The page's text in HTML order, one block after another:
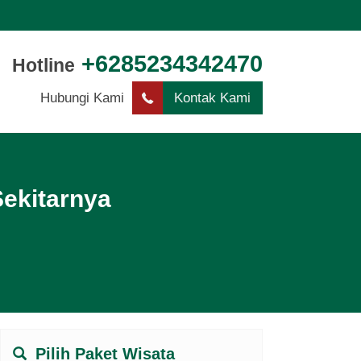
Hotline +6285234342470
Hubungi Kami Kontak Kami
Pilih Paket Wisata